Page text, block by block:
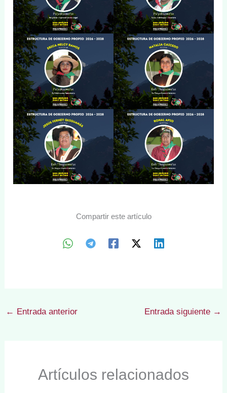
Compartir este artículo
← Entrada anterior Entrada siguiente →
Artículos relacionados